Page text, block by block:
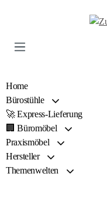
Zum Hauptinhalt springen
Home
Bürostühle
🚀 Express-Lieferung
🏢 Büromöbel
Praxismöbel
Hersteller
Themenwelten